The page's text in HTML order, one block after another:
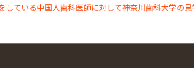
している中国人歯科医師に対して神奈川歯科大学の